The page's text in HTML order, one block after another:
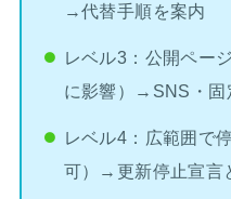
→代替手順を案内
レベル3：公開ペー
に影響）→SNS・固
レベル4：広範囲で
可）→更新停止宣言